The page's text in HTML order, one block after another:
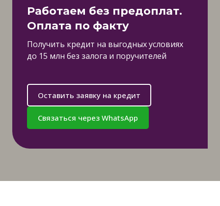
Работаем без предоплат.
Оплата по факту
Получить кредит на выгодных условиях
до 15 млн без залога и поручителей
Оставить заявку на кредит
Связаться через WhatsApp